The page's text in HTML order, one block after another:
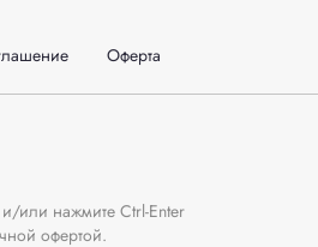
Оферта
или нажмите Ctrl-Enter
офертой.